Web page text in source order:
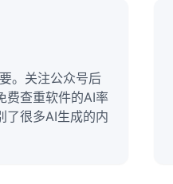
。关注公众号后
费查重软件的AI率
了很多AI生成的内